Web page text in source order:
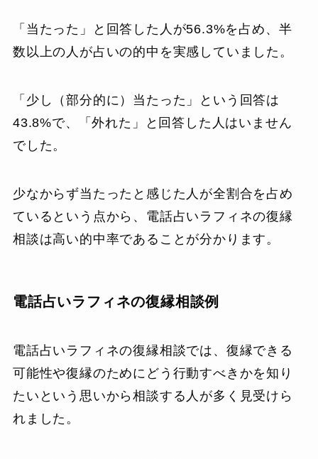
「当たった」と回答した人が56.3%を占め、半
数以上の人が占いの的中を実感していました。
「少し（部分的に）当たった」という回答は
43.8%で、「外れた」と回答した人はいません
でした。
少なからず当たったと感じた人が全割合を占め
ているという点から、電話占いラフィネの復縁
相談は高い的中率であることが分かります。
電話占いラフィネの復縁相談例
電話占いラフィネの復縁相談では、復縁できる
可能性や復縁のためにどう行動すべきかを知り
たいという思いから相談する人が多く見受けら
れました。